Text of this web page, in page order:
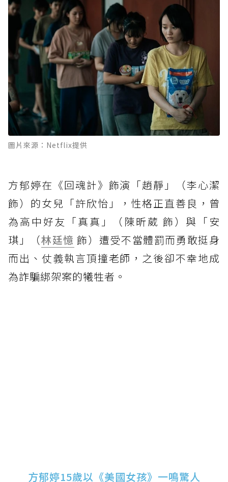
圖片來源：Netflix提供
方郁婷在《回魂計》飾演「趙靜」（李心潔
飾）的女兒「許欣怡」，性格正直善良，曾
為高中好友「真真」（陳昕葳 飾）與「安
琪」（林廷憶 飾）遭受不當體罰而勇敢挺身
而出、仗義執言頂撞老師，之後卻不幸地成
為詐騙綁架案的犧牲者。
方郁婷15歲以《美國女孩》一鳴驚人